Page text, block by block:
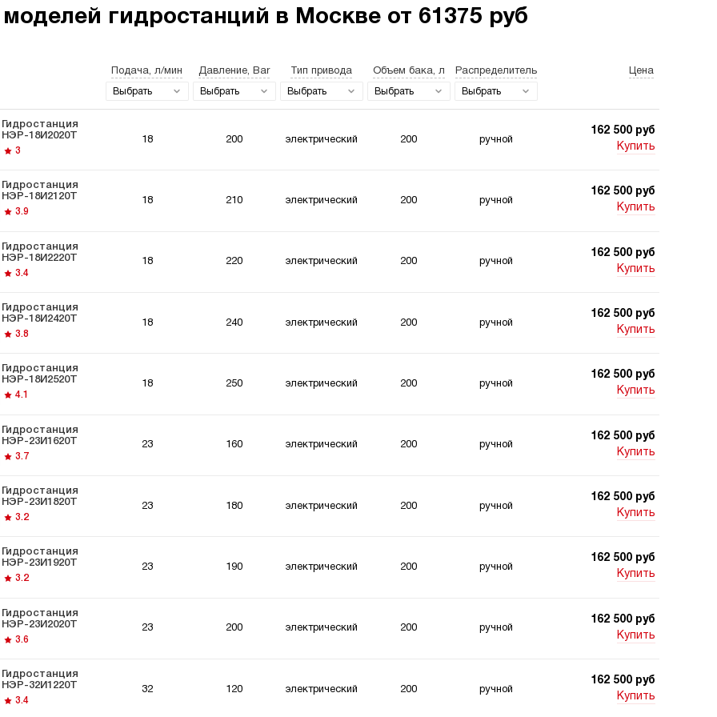
220
Гидростанции
мощностью 5 кВт
Гидростанции для свай
Двухпоточные
гидростанции
для
для
моделей гидростанций в Москве от 61375 руб
Подача, л/мин
Выбрать
Давление, Bar
Выбрать
Тип привода
Выбрать
Объем бака, л
Выбрать
Распределитель
Выбрать
Цена
Гидростанция
НЭР-18И2020Т
3
162 500 руб
Купить
18 200 электрический 200 ручной
Гидростанция
НЭР-18И2120Т
3.9
162 500 руб
Купить
18 210 электрический 200 ручной
Гидростанция
НЭР-18И2220Т
3.4
162 500 руб
Купить
18 220 электрический 200 ручной
Гидростанция
НЭР-18И2420Т
3.8
162 500 руб
Купить
18 240 электрический 200 ручной
Гидростанция
НЭР-18И2520Т
4.1
162 500 руб
Купить
18 250 электрический 200 ручной
Гидростанция
НЭР-23И1620Т
3.7
162 500 руб
Купить
23 160 электрический 200 ручной
Гидростанция
НЭР-23И1820Т
3.2
162 500 руб
Купить
23 180 электрический 200 ручной
Гидростанция
НЭР-23И1920Т
3.2
162 500 руб
Купить
23 190 электрический 200 ручной
Гидростанция
НЭР-23И2020Т
3.6
162 500 руб
Купить
23 200 электрический 200 ручной
Гидростанция
НЭР-32И1220Т
3.4
162 500 руб
Купить
32 120 электрический 200 ручной